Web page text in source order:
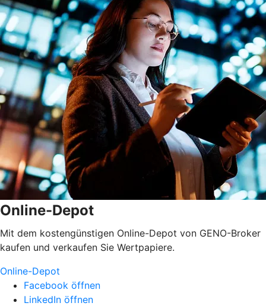
Online-Depot
Mit dem kostengünstigen Online-Depot von GENO-Broker
kaufen und verkaufen Sie Wertpapiere.
Online-Depot
Facebook öffnen
LinkedIn öffnen